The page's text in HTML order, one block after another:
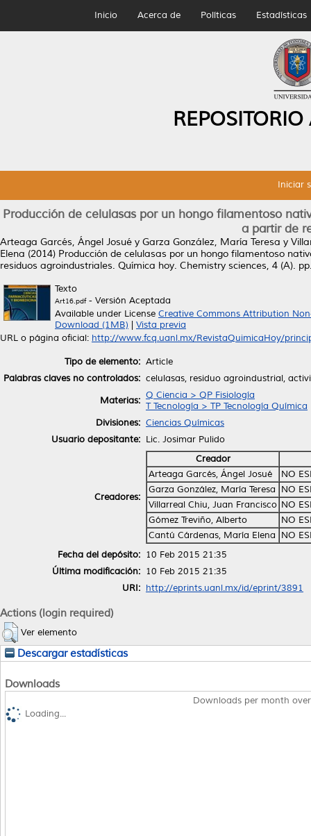
Inicio Acerca de Políticas Estadísticas
Iniciar
Producción de celulasas por un hongo filamentoso
a partir de
Arteaga Garcés, Ángel Josué y Garza González, María Teresa y
Elena (2014) Producción de celulasas por un hongo filamentoso
residuos agroindustriales. Química hoy. Chemistry sciences, 4 (A).
Texto
Art16.pdf- Versión Aceptada
Available under License Creative Commons Attribution
Download (1MB)
Vista previa
URL o página oficial: http://www.fcq.uanl.mx/RevistaQuimicaHoy/
Tipo de elemento: Article
Palabras claves no controlados: celulasas, residuo agroindustrial,
Materias: Q Ciencia > QP Fisiología
T Tecnología > TP Tecnología Química
Divisiones: Ciencias Químicas
Usuario depositante: Lic. Josimar Pulido
Creadores:
Creador
Arteaga Garcés, Ángel Josué
NO
Garza González, María Teresa
NO
Villarreal Chiu, Juan Francisco NO
Gómez Treviño, Alberto
NO
Cantú Cárdenas, María Elena
NO
Fecha del depósito: 10 Feb 2015 21:35
Última modificación: 10 Feb 2015 21:35
URI: http://eprints.uanl.mx/id/eprint/3891
Actions (login required)
Ver elemento
Descargar estadísticas
Downloads
Downloads per month
Loading...